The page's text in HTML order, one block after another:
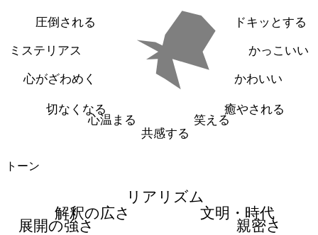
ドキッとする
かっこいい
かわいい
癒やされる
笑える
共感する
心温まる
切なくなる
心がざわめく
ミステリアス
圧倒される
トーン
リアリズム
文明・時代
親密さ
展開の強さ
解釈の広さ